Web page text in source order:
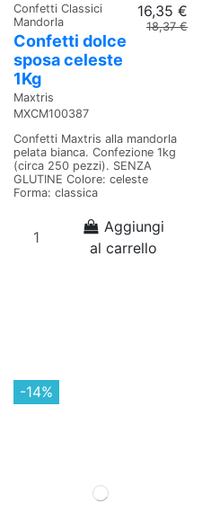
Confetti Classici
Mandorla
Confetti dolce
sposa celeste
1Kg
Maxtris
MXCM100387
16,35 €
18,37 €
Confetti Maxtris alla mandorla
pelata bianca. Confezione 1kg
(circa 250 pezzi). SENZA
GLUTINE Colore: celeste
Forma: classica
Aggiungi
al carrello
-14%